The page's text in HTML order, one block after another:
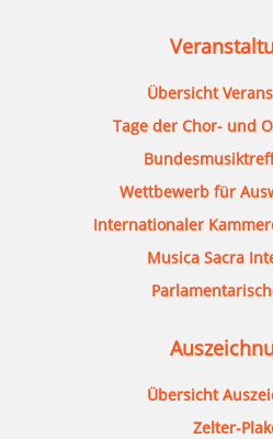
Übersicht
Tage der Chor- und
Wettbewerb für
Internationaler
Musica Sacra
Übersicht
Zelter-